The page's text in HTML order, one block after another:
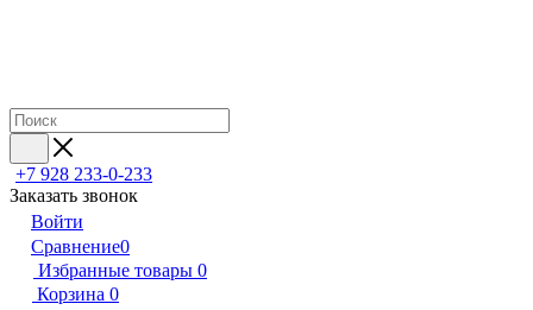
+7 928 233-0-233
Заказать звонок
Войти
Сравнение0
Избранные товары 0
Корзина 0